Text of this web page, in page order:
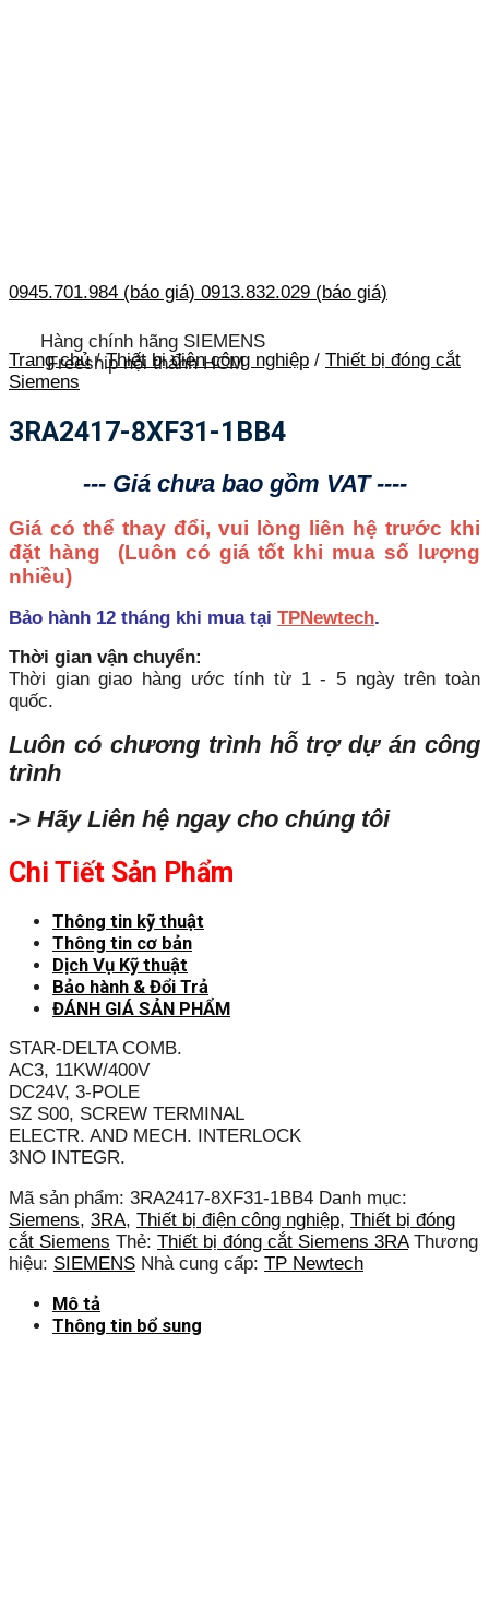
0945.701.984 (báo giá) 0913.832.029 (báo giá)
Hàng chính hãng SIEMENS
Freeship nội thành HCM
Trang chủ / Thiết bị điện công nghiệp / Thiết bị đóng cắt
Siemens
3RA2417-8XF31-1BB4
--- Giá chưa bao gồm VAT ----
Giá có thể thay đổi, vui lòng liên hệ trước khi
đặt hàng (Luôn có giá tốt khi mua số lượng
nhiều)
Bảo hành 12 tháng khi mua tại TPNewtech.
Thời gian vận chuyển:
Thời gian giao hàng ước tính từ 1 - 5 ngày trên toàn
quốc.
Luôn có chương trình hỗ trợ dự án công
trình
-> Hãy Liên hệ ngay cho chúng tôi
Chi Tiết Sản Phẩm
Thông tin kỹ thuật
Thông tin cơ bản
Dịch Vụ Kỹ thuật
Bảo hành & Đổi Trả
ĐÁNH GIÁ SẢN PHẨM
STAR-DELTA COMB.
AC3, 11KW/400V
DC24V, 3-POLE
SZ S00, SCREW TERMINAL
ELECTR. AND MECH. INTERLOCK
3NO INTEGR.
Mã sản phẩm: 3RA2417-8XF31-1BB4 Danh mục:
Siemens, 3RA, Thiết bị điện công nghiệp, Thiết bị đóng
cắt Siemens Thẻ: Thiết bị đóng cắt Siemens 3RA Thương
hiệu: SIEMENS Nhà cung cấp: TP Newtech
Mô tả
Thông tin bổ sung